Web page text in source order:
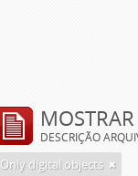
DESCRIÇÃO
Only digital objects